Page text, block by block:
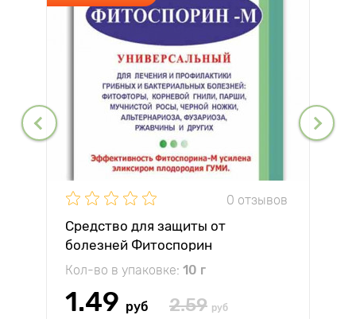
0 отзывов
Средство для защиты от
болезней Фитоспорин
Кол-во в упаковке: 10 г
1.49 руб 2.59 руб